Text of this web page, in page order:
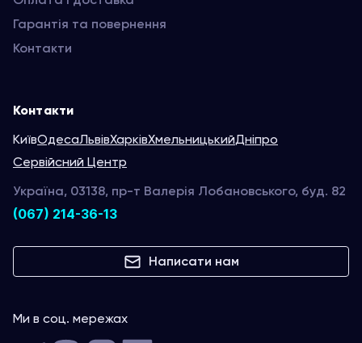
Гарантія та повернення
Контакти
Контакти
КиївОдесаЛьвівХарківХмельницькийДніпро
Сервійсний Центр
Україна, 03138, пр-т Валерія Лобановського, буд. 82
(067) 214-36-13
Написати нам
Ми в соц. мережах